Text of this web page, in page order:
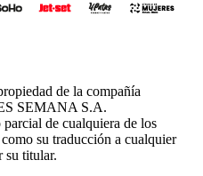
de la compañía
SEMANA S.A.
de cualquiera de los
su traducción a cualquier
su titular.